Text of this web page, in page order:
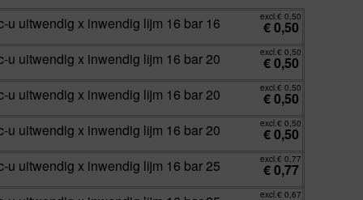
u uitwendig x inwendig lijm 16 bar 16 excl.€ 0,50
€0,50
u uitwendig x inwendig lijm 16 bar 20 excl.€ 0,50
€0,50
u uitwendig x inwendig lijm 16 bar 20 excl.€ 0,50
€0,50
u uitwendig x inwendig lijm 16 bar 20 excl.€ 0,50
€0,50
u uitwendig x inwendig lijm 16 bar 25 excl.€ 0,77
€0,77
excl.€ 0,67